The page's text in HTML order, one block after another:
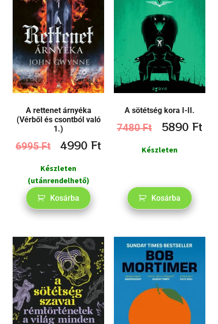
A rettenet árnyéka
(Vérből és csontból való
1.)
6995Ft 4990 Ft
Készleten
(utánrendelhető)
Kosárba
A sötétség kora I-II.
7480Ft 5890 Ft
Készleten
Kosárba